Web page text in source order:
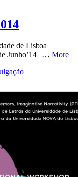
de Lisboa
Junho’14 | … More